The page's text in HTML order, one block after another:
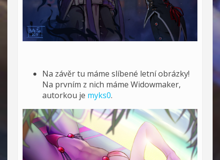
Na závěr tu máme slíbené letní obrázky!
Na prvním z nich máme Widowmaker,
autorkou je myks0.